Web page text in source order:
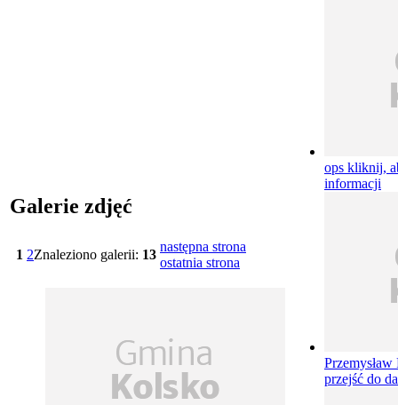
Galerie zdjęć
1 2Znaleziono galerii: 13
następna strona
ostatnia strona
ops kliknij,
informacji
przejść do